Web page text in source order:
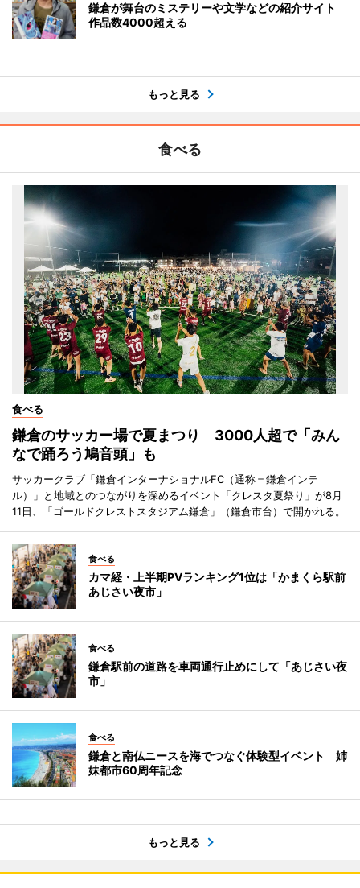
鎌倉が舞台のミステリーや文学などの紹介サイト
作品数4000超える
もっと見る
食べる
食べる
鎌倉のサッカー場で夏まつり 3000人超で「みん
なで踊ろう鳩音頭」も
サッカークラブ「鎌倉インターナショナルFC（通称＝鎌倉インテ
ル）」と地域とのつながりを深めるイベント「クレスタ夏祭り」が8月
11日、「ゴールドクレストスタジアム鎌倉」（鎌倉市台）で開かれる。
食べる
カマ経・上半期PVランキング1位は「かまくら駅前
あじさい夜市」
食べる
鎌倉駅前の道路を車両通行止めにして「あじさい夜
市」
食べる
鎌倉と南仏ニースを海でつなぐ体験型イベント 姉
妹都市60周年記念
もっと見る